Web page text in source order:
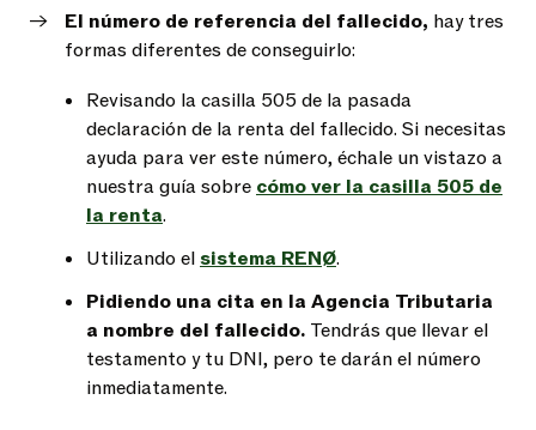
El número de referencia del fallecido, hay tres
formas diferentes de conseguirlo:
Revisando la casilla 505 de la pasada
declaración de la renta del fallecido. Si necesitas
ayuda para ver este número, échale un vistazo a
nuestra guía sobre cómo ver la casilla 505 de
la renta.
Utilizando elsistema RENØ.
Pidiendo una cita en la Agencia Tributaria
a nombre del fallecido. Tendrás que llevar el
testamento y tu DNI, pero te darán el número
inmediatamente.